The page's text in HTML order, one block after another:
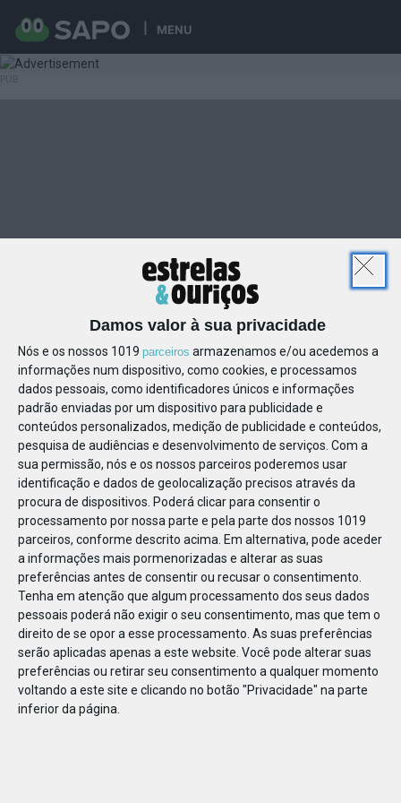
MENU
Damos valor à sua privacidade
Nós e os nossos 1019 parceiros armazenamos e/ou acedemos a
informações num dispositivo, como cookies, e processamos
dados pessoais, como identificadores únicos e informações
padrão enviadas por um dispositivo para publicidade e
conteúdos personalizados, medição de publicidade e conteúdos,
pesquisa de audiências e desenvolvimento de serviços. Com a
sua permissão, nós e os nossos parceiros poderemos usar
identificação e dados de geolocalização precisos através da
procura de dispositivos. Poderá clicar para consentir o
processamento por nossa parte e pela parte dos nossos 1019
parceiros, conforme descrito acima. Em alternativa, pode aceder
a informações mais pormenorizadas e alterar as suas
preferências antes de consentir ou recusar o consentimento.
Tenha em atenção que algum processamento dos seus dados
pessoais poderá não exigir o seu consentimento, mas que tem o
direito de se opor a esse processamento. As suas preferências
serão aplicadas apenas a este website. Você pode alterar suas
preferências ou retirar seu consentimento a qualquer momento
voltando a este site e clicando no botão "Privacidade" na parte
inferior da página.
832441248202551